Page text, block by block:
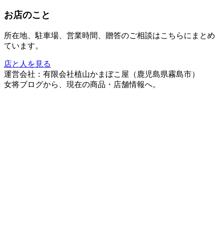
お店のこと
所在地、駐車場、営業時間、贈答のご相談はこちらにまとめ
ています。
店と人を見る
運営会社：有限会社植山かまぼこ屋（鹿児島県霧島市）
女将ブログから、現在の商品・店舗情報へ。